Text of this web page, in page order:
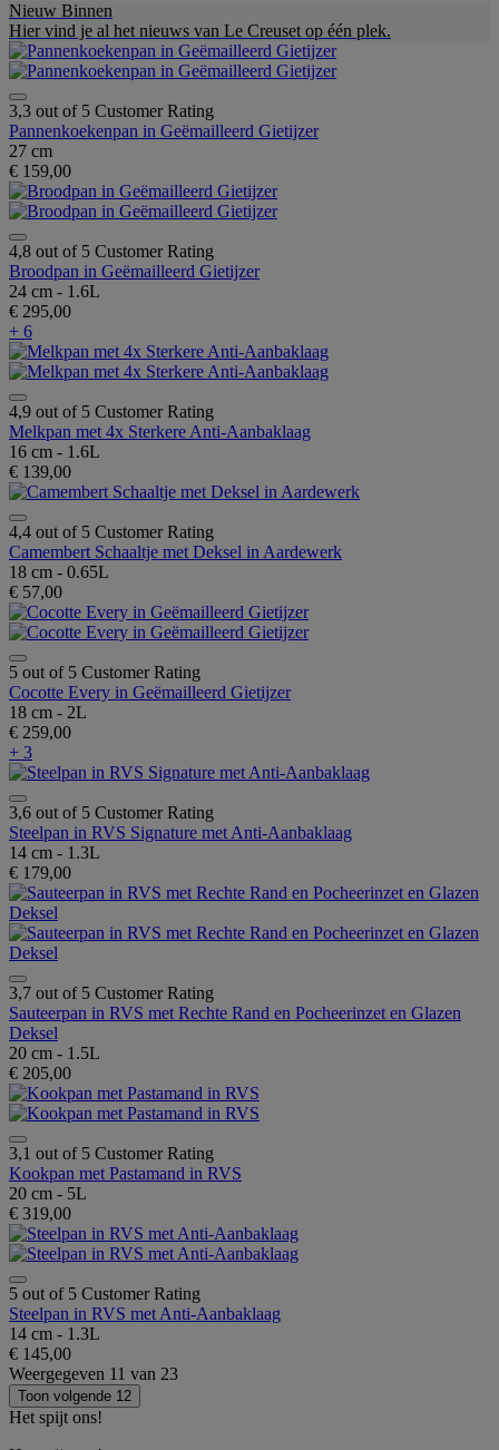
Nieuw Binnen
Hier vind je al het nieuws van Le Creuset op één plek.
3,3 out of 5 Customer Rating
Pannenkoekenpan in Geëmailleerd Gietijzer
27 cm
€ 159,00
4,8 out of 5 Customer Rating
Broodpan in Geëmailleerd Gietijzer
24 cm - 1.6L
€ 295,00
+ 6
4,9 out of 5 Customer Rating
Melkpan met 4x Sterkere Anti-Aanbaklaag
16 cm - 1.6L
€ 139,00
4,4 out of 5 Customer Rating
Camembert Schaaltje met Deksel in Aardewerk
18 cm - 0.65L
€ 57,00
5 out of 5 Customer Rating
Cocotte Every in Geëmailleerd Gietijzer
18 cm - 2L
€ 259,00
+ 3
3,6 out of 5 Customer Rating
Steelpan in RVS Signature met Anti-Aanbaklaag
14 cm - 1.3L
€ 179,00
3,7 out of 5 Customer Rating
Sauteerpan in RVS met Rechte Rand en Pocheerinzet en Glazen
Deksel
20 cm - 1.5L
€ 205,00
3,1 out of 5 Customer Rating
Kookpan met Pastamand in RVS
20 cm - 5L
€ 319,00
5 out of 5 Customer Rating
Steelpan in RVS met Anti-Aanbaklaag
14 cm - 1.3L
€ 145,00
Weergegeven 11 van 23
Toon volgende 12
Het spijt ons!